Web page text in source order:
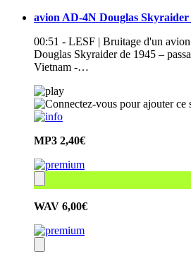
avion AD-4N Douglas Skyraider
00:51 - LESF | Bruitage d'un
Douglas Skyraider de 1945 –
Vietnam -…
MP3 2,40€
WAV 6,00€